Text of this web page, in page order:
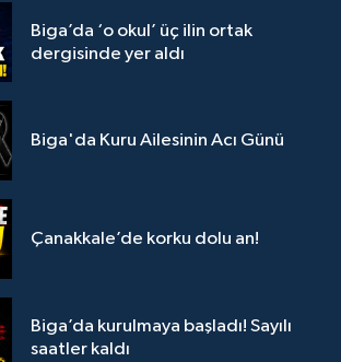
Biga’da ‘o okul’ üç ilin ortak
dergisinde yer aldı
Biga'da Kuru Ailesinin Acı Günü
Çanakkale’de korku dolu an!
Biga’da kurulmaya başladı! Sayılı
saatler kaldı